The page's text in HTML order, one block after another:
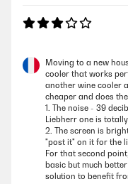
Moving to a new
cooler that works
another wine cooler
cheaper and does
1. The noise - 39
Liebherr one is
2. The screen is
"post it" on it for the
For that second
basic but much
solution to benefit